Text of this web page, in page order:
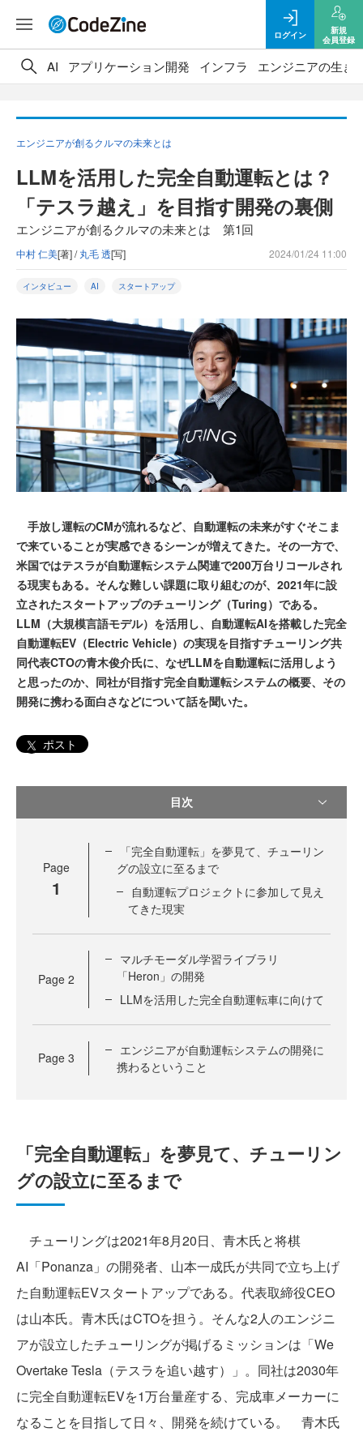
ログイン
新規
会員登録
AI アプリケーション開発 インフラ エンジニアの生き
エンジニアが創るクルマの未来とは
LLMを活用した完全自動運転とは？
「テスラ越え」を目指す開発の裏側
エンジニアが創るクルマの未来とは 第1回
中村 仁美[著] /丸毛 透[写] 2024/01/24 11:00
インタビュー AI スタートアップ
手放し運転のCMが流れるなど、自動運転の未来がすぐそこま
で来ていることが実感できるシーンが増えてきた。その一方で、
米国ではテスラが自動運転システム関連で200万台リコールされ
る現実もある。そんな難しい課題に取り組むのが、2021年に設
立されたスタートアップのチューリング（Turing）である。
LLM（大規模言語モデル）を活用し、自動運転AIを搭載した完全
自動運転EV（Electric Vehicle）の実現を目指すチューリング共
同代表CTOの青木俊介氏に、なぜLLMを自動運転に活用しよう
と思ったのか、同社が目指す完全自動運転システムの概要、その
開発に携わる面白さなどについて話を聞いた。
ポスト
目次
Page
1
「完全自動運転」を夢見て、チューリン
グの設立に至るまで
自動運転プロジェクトに参加して見え
てきた現実
Page 2
マルチモーダル学習ライブラリ
「Heron」の開発
LLMを活用した完全自動運転車に向けて
Page 3
エンジニアが自動運転システムの開発に
携わるということ
「完全自動運転」を夢見て、チューリン
グの設立に至るまで
チューリングは2021年8月20日、青木氏と将棋
AI「Ponanza」の開発者、山本一成氏が共同で立ち上げ
た自動運転EVスタートアップである。代表取締役CEO
は山本氏。青木氏はCTOを担う。そんな2人のエンジニ
アが設立したチューリングが掲げるミッションは「We
Overtake Tesla（テスラを追い越す）」。同社は2030年
に完全自動運転EVを1万台量産する、完成車メーカーに
なることを目指して日々、開発を続けている。 青木氏